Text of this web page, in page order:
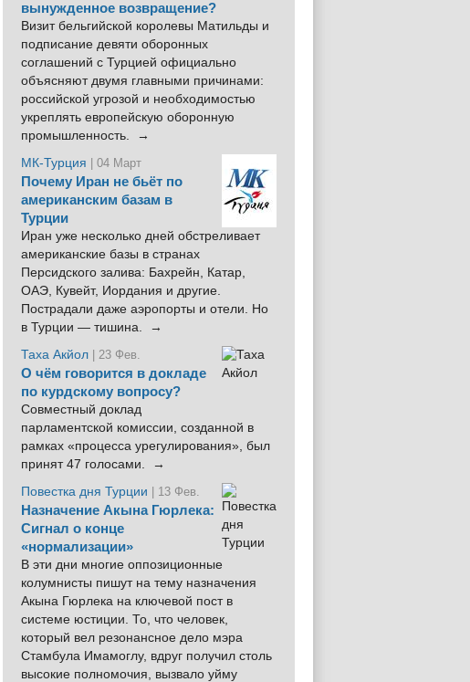
вынужденное возвращение?
Визит бельгийской королевы Матильды и
подписание девяти оборонных
соглашений с Турцией официально
объясняют двумя главными причинами:
российской угрозой и необходимостью
укреплять европейскую оборонную
промышленность. →
МК-Турция
| 04 Март
Почему Иран не бьёт по
американским базам в
Турции
Иран уже несколько дней обстреливает
американские базы в странах
Персидского залива: Бахрейн, Катар,
ОАЭ, Кувейт, Иордания и другие.
Пострадали даже аэропорты и отели. Но
в Турции — тишина. →
Таха Акйол | 23 Фев.
О чём говорится в докладе
по курдскому вопросу?
Совместный доклад
парламентской комиссии, созданной в
рамках «процесса урегулирования», был
принят 47 голосами. →
Повестка дня Турции
| 13 Фев.
Назначение Акына Гюрлека:
Сигнал о конце
«нормализации»
В эти дни многие оппозиционные
колумнисты пишут на тему назначения
Акына Гюрлека на ключевой пост в
системе юстиции. То, что человек,
который вел резонансное дело мэра
Стамбула Имамоглу, вдруг получил столь
высокие полномочия, вызвало уйму